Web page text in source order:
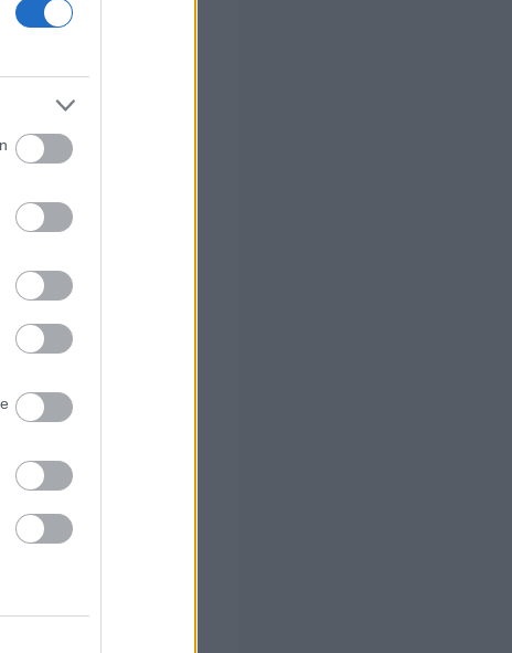
οριστικά